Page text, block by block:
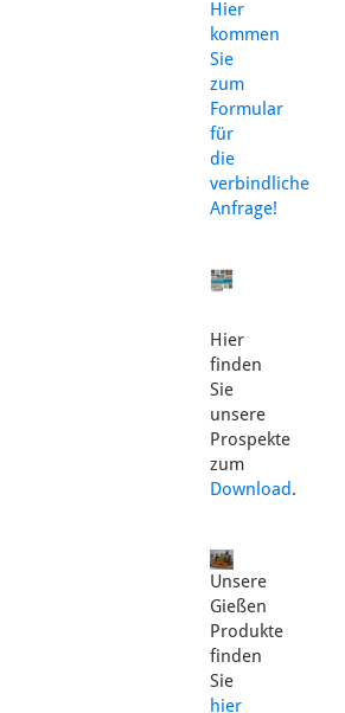
Hier
kommen
Sie
zum
Formular
für
die
verbindliche
Anfrage!
Hier
finden
Sie
unsere
Prospekte
zum
Download.
Unsere
Gießen
Produkte
finden
Sie
hier